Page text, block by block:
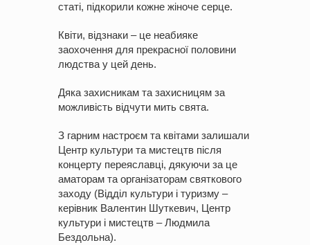
статі, підкорили кожне жіноче серце.
Квіти, відзнаки – це неабияке
заохочення для прекрасної половини
людства у цей день.
Дяка захисникам та захисницям за
можливість відчути мить свята.
З гарним настроєм та квітами залишали
Центр культури та мистецтв після
концерту переяславці, дякуючи за це
аматорам та організаторам святкового
заходу (Відділ культури і туризму –
керівник Валентин Шуткевич, Центр
культури і мистецтв – Людмила
Бездольна).